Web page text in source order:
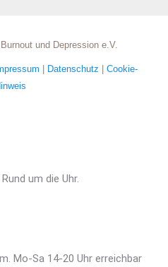
und Depression e.V.
Datenschutz
Cookie-
um die Uhr.
Mo-Sa 14-20 Uhr erreichbar